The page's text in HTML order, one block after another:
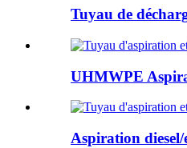
Tuyau de
UHMWPE
Aspiration diesel/